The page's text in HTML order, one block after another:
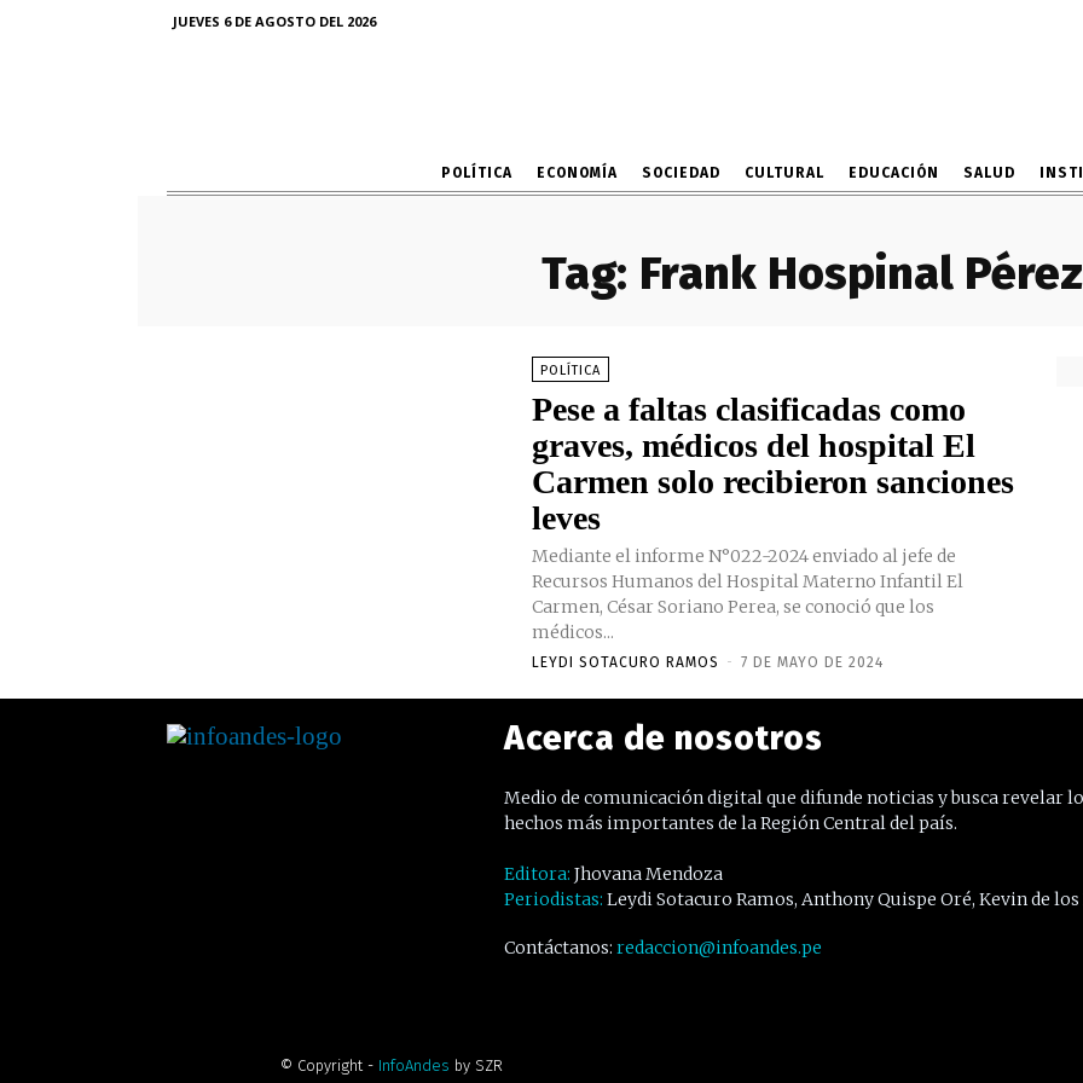
JUEVES 6 DE AGOSTO DEL 2026
POLÍTICA ECONOMÍA SOCIEDAD CULTURAL EDUCACIÓN SALUD
Tag: Frank Hospinal Pérez
POLÍTICA
Pese a faltas clasificadas como
graves, médicos del hospital El
Carmen solo recibieron sanciones
leves
Mediante el informe N°022-2024 enviado al jefe de
Recursos Humanos del Hospital Materno Infantil El
Carmen, César Soriano Perea, se conoció que los
médicos...
LEYDI SOTACURO RAMOS - 7 DE MAYO DE 2024
Acerca de nosotros
Medio de comunicación digital que difunde noticias y busca revelar
hechos más importantes de la Región Central del país.
Editora: Jhovana Mendoza
Periodistas: Leydi Sotacuro Ramos, Anthony Quispe Oré, Kevin de los
Contáctanos: redaccion@infoandes.pe
© Copyright - InfoAndes by SZR